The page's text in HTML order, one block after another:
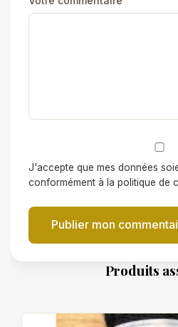
J'accepte que mes données
conformément à la politique de
Publier mon
Produits